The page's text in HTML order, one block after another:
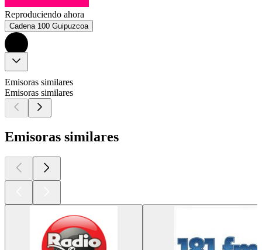
Reproduciendo ahora
Cadena 100 Guipuzcoa
Emisoras similares
Emisoras similares
Emisoras similares